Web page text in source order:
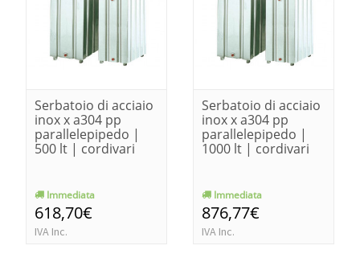
Serbatoio di acciaio
inox x a304 pp
parallelepipedo |
500 lt | cordivari
Immediata
618,70€
IVA Inc.
Serbatoio di acciaio
inox x a304 pp
parallelepipedo |
1000 lt | cordivari
Immediata
876,77€
IVA Inc.